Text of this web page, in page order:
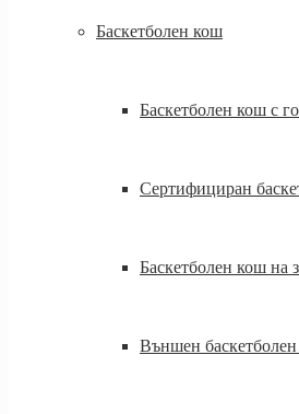
Баскетболен кош
Баскетболен кош с
Сертифициран
Баскетболен кош на
Външен